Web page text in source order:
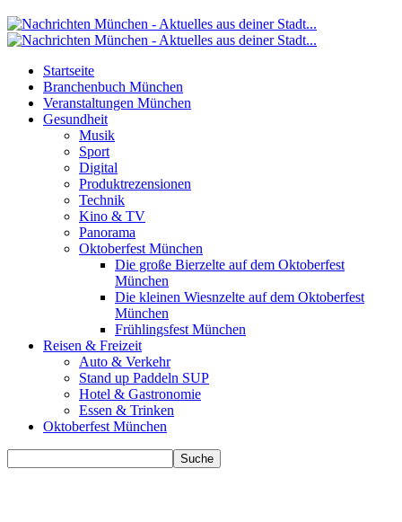
Startseite
Branchenbuch München
Veranstaltungen München
Gesundheit
Musik
Sport
Digital
Produktrezensionen
Technik
Kino & TV
Panorama
Oktoberfest München
Die große Bierzelte auf dem Oktoberfest
München
Die kleinen Wiesnzelte auf dem Oktoberfest
München
Frühlingsfest München
Reisen & Freizeit
Auto & Verkehr
Stand up Paddeln SUP
Hotel & Gastronomie
Essen & Trinken
Oktoberfest München